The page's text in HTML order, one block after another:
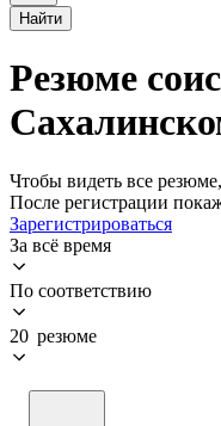
Найти
Резюме
Чтобы видеть все
После регистрации
Зарегистрироваться
За всё время
По соответствию
20 резюме